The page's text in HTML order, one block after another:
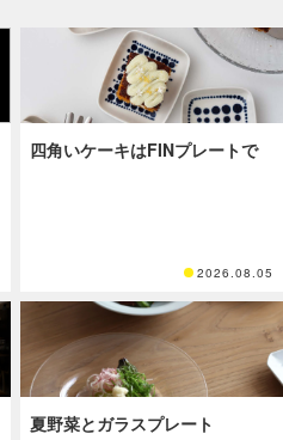
四角いケーキはFINプレートで
2026.08.05
夏野菜とガラスプレート